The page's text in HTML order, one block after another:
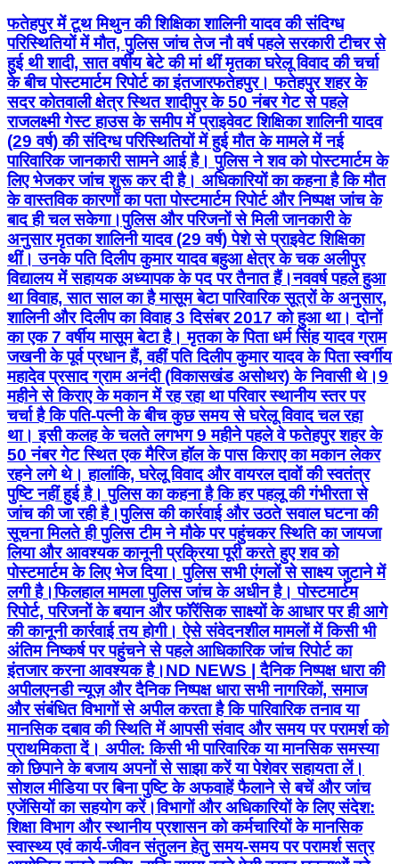
फतेहपुर में टूथ मिथुन की शिक्षिका शालिनी यादव की संदिग्ध
परिस्थितियों में मौत, पुलिस जांच तेज नौ वर्ष पहले सरकारी टीचर से
हुई थी शादी, सात वर्षीय बेटे की मां थीं मृतका घरेलू विवाद की चर्चा
के बीच पोस्टमार्टम रिपोर्ट का इंतजार ​फतेहपुर। फतेहपुर शहर के
सदर कोतवाली क्षेत्र स्थित शादीपुर के 50 नंबर गेट से पहले
राजलक्ष्मी गेस्ट हाउस के समीप में प्राइवेवट शिक्षिका शालिनी यादव
(29 वर्ष) की संदिग्ध परिस्थितियों में हुई मौत के मामले में नई
पारिवारिक जानकारी सामने आई है। पुलिस ने शव को पोस्टमार्टम के
लिए भेजकर जांच शुरू कर दी है। अधिकारियों का कहना है कि मौत
के वास्तविक कारणों का पता पोस्टमार्टम रिपोर्ट और निष्पक्ष जांच के
बाद ही चल सकेगा। ​पुलिस और परिजनों से मिली जानकारी के
अनुसार मृतका शालिनी यादव (29 वर्ष) पेशे से प्राइवेट शिक्षिका
थीं। उनके पति दिलीप कुमार यादव बहुआ क्षेत्र के चक अलीपुर
विद्यालय में सहायक अध्यापक के पद पर तैनात हैं। ​नववर्ष पहले हुआ
था विवाह, सात साल का है मासूम बेटा पारिवारिक सूत्रों के अनुसार,
शालिनी और दिलीप का विवाह 3 दिसंबर 2017 को हुआ था। दोनों
का एक 7 वर्षीय मासूम बेटा है। मृतका के पिता धर्म सिंह यादव ग्राम
जखनी के पूर्व प्रधान हैं, वहीं पति दिलीप कुमार यादव के पिता स्वर्गीय
महादेव प्रसाद ग्राम अनंदी (विकासखंड असोथर) के निवासी थे। ​9
महीने से किराए के मकान में रह रहा था परिवार स्थानीय स्तर पर
चर्चा है कि पति-पत्नी के बीच कुछ समय से घरेलू विवाद चल रहा
था। इसी कलह के चलते लगभग 9 महीने पहले वे फतेहपुर शहर के
50 नंबर गेट स्थित एक मैरिज हॉल के पास किराए का मकान लेकर
रहने लगे थे। हालांकि, घरेलू विवाद और वायरल दावों की स्वतंत्र
पुष्टि नहीं हुई है। पुलिस का कहना है कि हर पहलू की गंभीरता से
जांच की जा रही है। ​पुलिस की कार्रवाई और उठते सवाल घटना की
सूचना मिलते ही पुलिस टीम ने मौके पर पहुंचकर स्थिति का जायजा
लिया और आवश्यक कानूनी प्रक्रिया पूरी करते हुए शव को
पोस्टमार्टम के लिए भेज दिया। पुलिस सभी एंगलों से साक्ष्य जुटाने में
लगी है। ​फिलहाल मामला पुलिस जांच के अधीन है। पोस्टमार्टम
रिपोर्ट, परिजनों के बयान और फॉरेंसिक साक्ष्यों के आधार पर ही आगे
की कानूनी कार्रवाई तय होगी। ऐसे संवेदनशील मामलों में किसी भी
अंतिम निष्कर्ष पर पहुंचने से पहले आधिकारिक जांच रिपोर्ट का
इंतजार करना आवश्यक है। ​ND NEWS | दैनिक निष्पक्ष धारा की
अपील ​एनडी न्यूज़ और दैनिक निष्पक्ष धारा सभी नागरिकों, समाज
और संबंधित विभागों से अपील करता है कि पारिवारिक तनाव या
मानसिक दबाव की स्थिति में आपसी संवाद और समय पर परामर्श को
प्राथमिकता दें। ​ अपील: किसी भी पारिवारिक या मानसिक समस्या
को छिपाने के बजाय अपनों से साझा करें या पेशेवर सहायता लें।
सोशल मीडिया पर बिना पुष्टि के अफवाहें फैलाने से बचें और जांच
एजेंसियों का सहयोग करें। ​विभागों और अधिकारियों के लिए संदेश:
शिक्षा विभाग और स्थानीय प्रशासन को कर्मचारियों के मानसिक
स्वास्थ्य एवं कार्य-जीवन संतुलन हेतु समय-समय पर परामर्श सत्र